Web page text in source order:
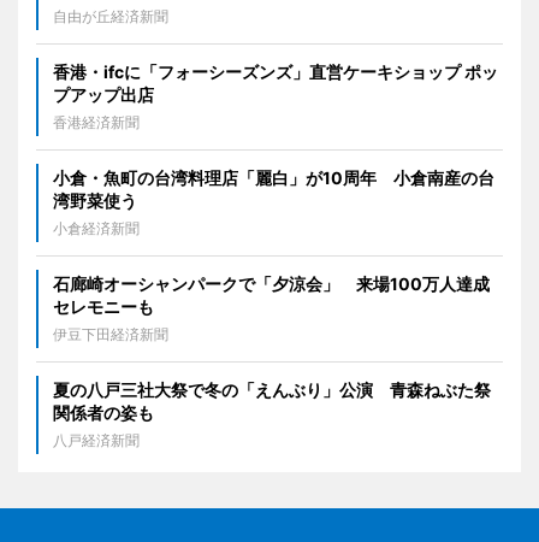
自由が丘経済新聞
香港・ifcに「フォーシーズンズ」直営ケーキショップ ポッ
プアップ出店
香港経済新聞
小倉・魚町の台湾料理店「麗白」が10周年 小倉南産の台
湾野菜使う
小倉経済新聞
石廊崎オーシャンパークで「夕涼会」 来場100万人達成
セレモニーも
伊豆下田経済新聞
夏の八戸三社大祭で冬の「えんぶり」公演 青森ねぶた祭
関係者の姿も
八戸経済新聞